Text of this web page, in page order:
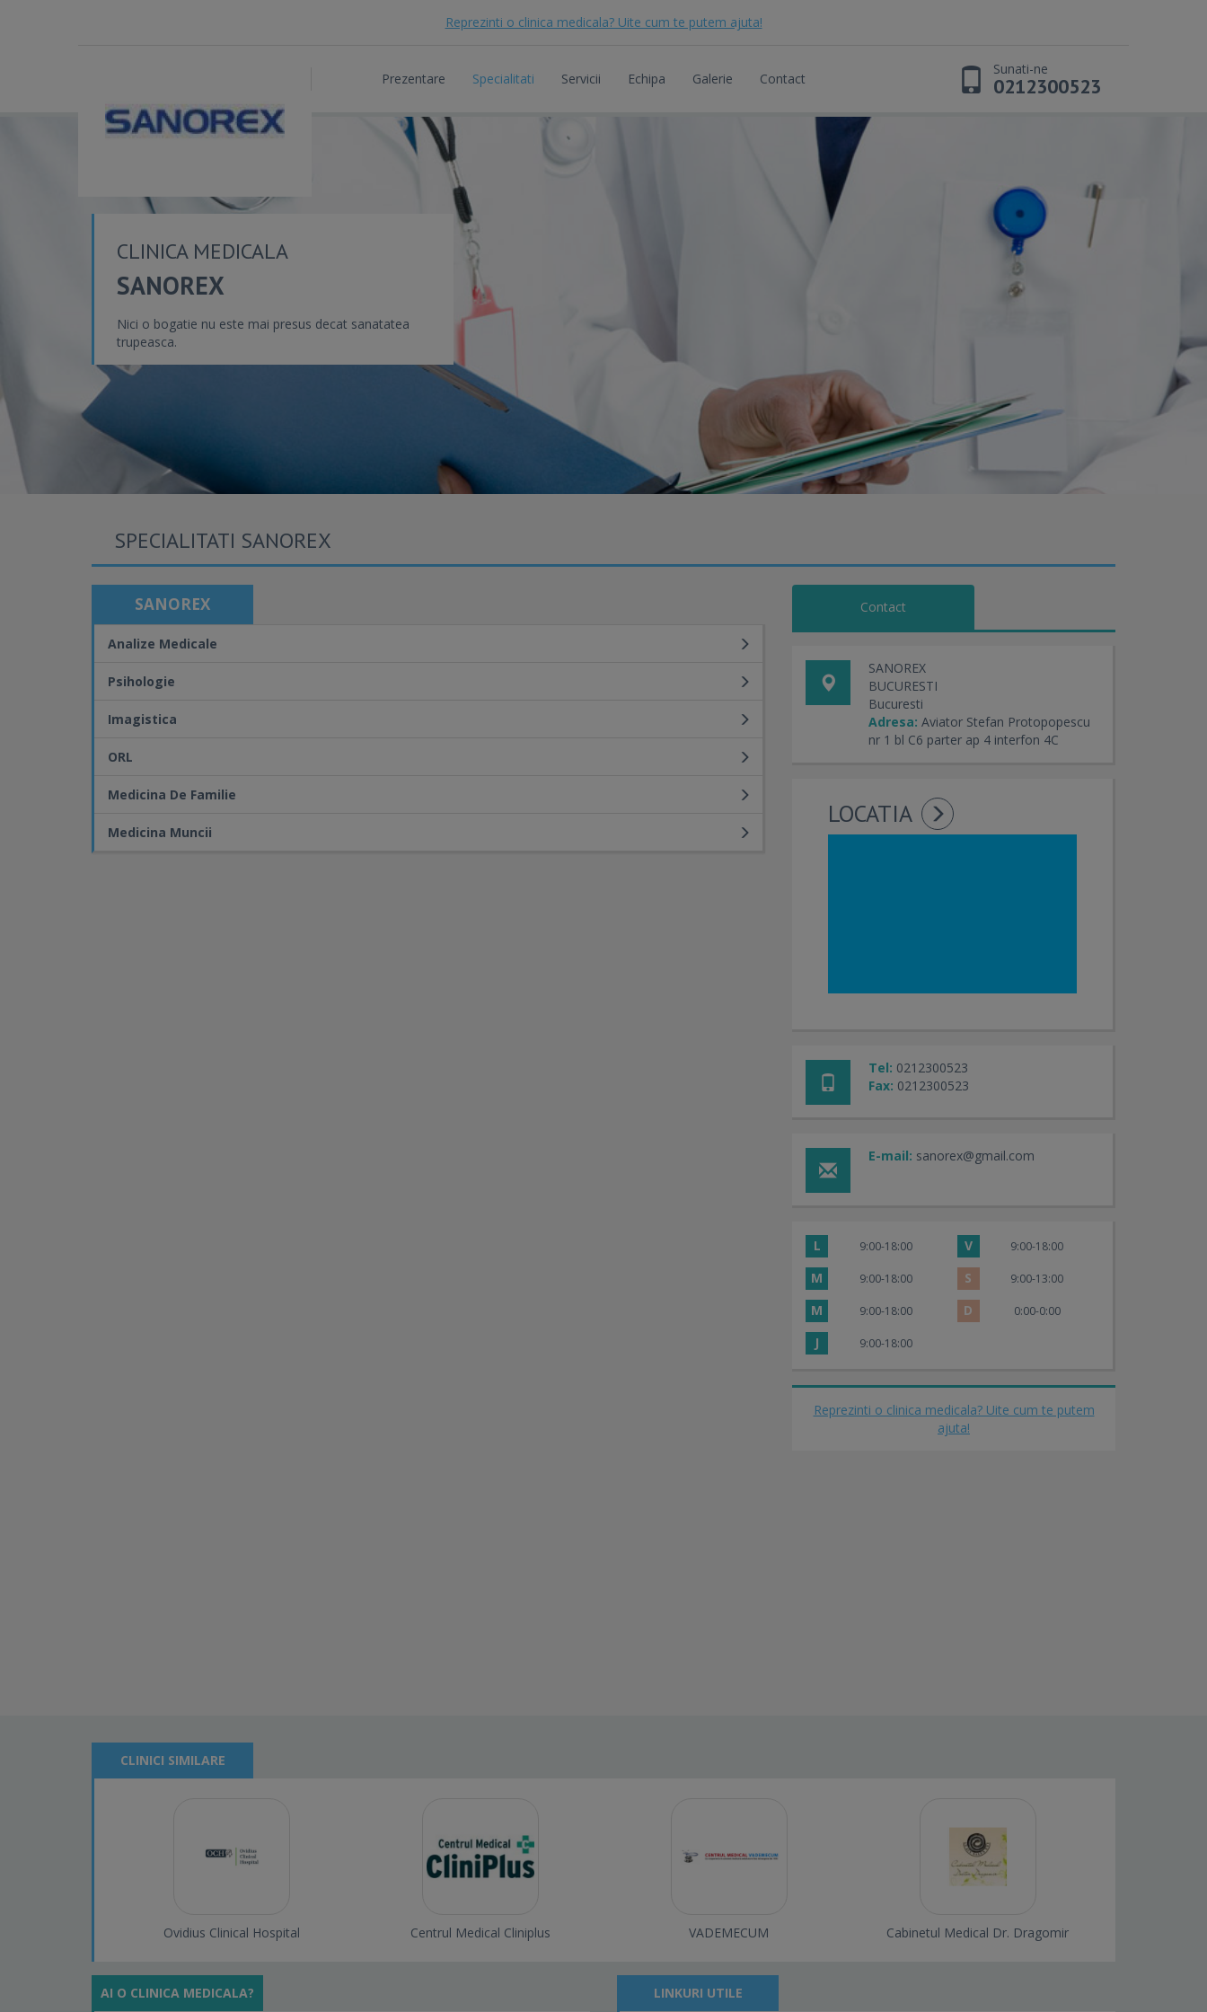
Reprezinti o clinica medicala? Uite cum te putem ajuta!
Prezentare Specialitati Servicii Echipa Galerie Contact
Sunati-ne
0212300523
CLINICA MEDICALA
SANOREX
Nici o bogatie nu este mai presus decat sanatatea
trupeasca.
SPECIALITATI SANOREX
SANOREX
Analize Medicale
Psihologie
Imagistica
ORL
Medicina De Familie
Medicina Muncii
Contact
SANOREX
BUCURESTI
Bucuresti
Adresa: Aviator Stefan Protopopescu
nr 1 bl C6 parter ap 4 interfon 4C
LOCATIA
Tel: 0212300523
Fax: 0212300523
E-mail: sanorex@gmail.com
L 9:00-18:00 V 9:00-18:00
M 9:00-18:00 S 9:00-13:00
M 9:00-18:00 D 0:00-0:00
J 9:00-18:00
Reprezinti o clinica medicala? Uite cum te putem
ajuta!
CLINICI SIMILARE
Ovidius Clinical Hospital Centrul Medical Cliniplus VADEMECUM Cabinetul Medical Dr. Dragomir
AI O CLINICA MEDICALA? LINKURI UTILE